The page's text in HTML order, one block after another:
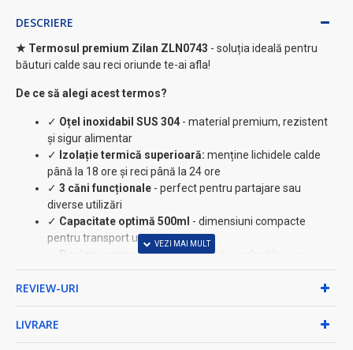
DESCRIERE
★ Termosul premium Zilan ZLN0743 - soluția ideală pentru
băuturi calde sau reci oriunde te-ai afla!
De ce să alegi acest termos?
✓ Oțel inoxidabil SUS 304 - material premium, rezistent
și sigur alimentar
✓
Izolație termică superioară: menține lichidele calde
până la 18 ore și reci până la 24 ore
✓ 3 căni funcționale - perfect pentru partajare sau
diverse utilizări
✓ Capacitate optimă 500ml - dimensiuni compacte
pentru transport ușor
Design ergonomic- se potrivește perfect în rucsac,
Caracteristici tehnice premium:
• Capacitate: 500ml
REVIEW-URI
LIVRARE